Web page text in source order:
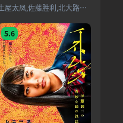
土屋太凤,佐藤胜利,北大路欣也,井之原快彦,优香,横田荣司,田中幸太朗,松谷鹰也,今野浩喜,菅生新树
5.6